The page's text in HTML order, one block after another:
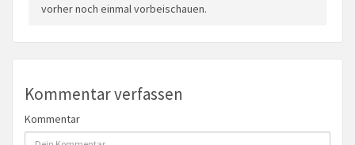
vorher noch einmal vorbeischauen.
Kommentar verfassen
Kommentar